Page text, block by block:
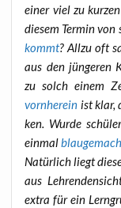
einer viel zu
die­sem Ter­min
kommt? All­zu oft
aus den jün­ge­ren
zu solch einem
vorn­her­ein ist klar,
ken. Wur­de
ein­mal
Natür­lich liegt
aus
extra für ein